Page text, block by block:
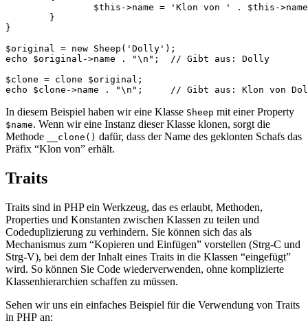
}
$original = new Sheep('Dolly');
echo $original->name . "\n";  // Gibt aus: Dolly
$clone = clone $original;
In diesem Beispiel haben wir eine Klasse Sheep mit einer Property
$name. Wenn wir eine Instanz dieser Klasse klonen, sorgt die
Methode
__clone() dafür, dass der Name des geklonten Schafs das
Präfix “Klon von” erhält.
Traits
Traits sind in PHP ein Werkzeug, das es erlaubt, Methoden,
Properties und Konstanten zwischen Klassen zu teilen und
Codeduplizierung zu verhindern. Sie können sich das als
Mechanismus zum “Kopieren und Einfügen” vorstellen (Strg-C und
Strg-V), bei dem der Inhalt eines Traits in die Klassen “eingefügt”
wird. So können Sie Code wiederverwenden, ohne komplizierte
Klassenhierarchien schaffen zu müssen.
Sehen wir uns ein einfaches Beispiel für die Verwendung von Traits
in PHP an: